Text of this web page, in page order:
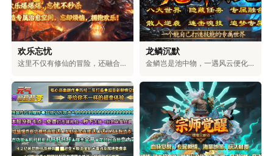
欢乐忘忧
这里不仅有修仙的冒险，还融合了浪漫的爱情、激烈的权谋和对无上大道的追求。在这里，可以和仙盟的伙伴们一起探索神秘的地方，和命中注定的道侣一起修炼。可以体验到用剑斩断天空的畅快，也能感受到和爱人相互陪伴的温暖。可以选择成为三界中最有权力的人，也可以和道侣一起自由自在地生活。你的仙侠人生，由你自己决定。
龙鳞沉默
金鳞岂是池中物，一遇风云便化龙！踏入龙族专属的世界，你将拥有龙牙的锋利，能刺穿一切罪恶；龙角的傲然，可蔑视一切敌人；龙爪的强劲，能撕破一切阻碍；龙眸的凝视，可看穿一切虚伪；龙血的燃烧，能燃尽一切黑暗；龙怒的嘶吼，可震碎一切魔障；龙鳞的威严，彰显着顺我者生、逆我者亡的绝对霸气！少年，拿起护龙之刃，守护龙之圣地，捍卫龙族荣耀，守护整片大陆！